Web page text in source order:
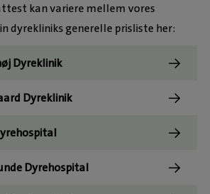
kan variere mellem vores
dyrekliniks generelle prisliste her:
Dyreklinik
Dyreklinik
Dyrehospital